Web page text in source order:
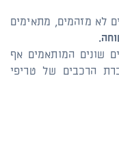
לא מזהמים, מתאימים
שונים המותאמים אף
הרכבים של טריפי